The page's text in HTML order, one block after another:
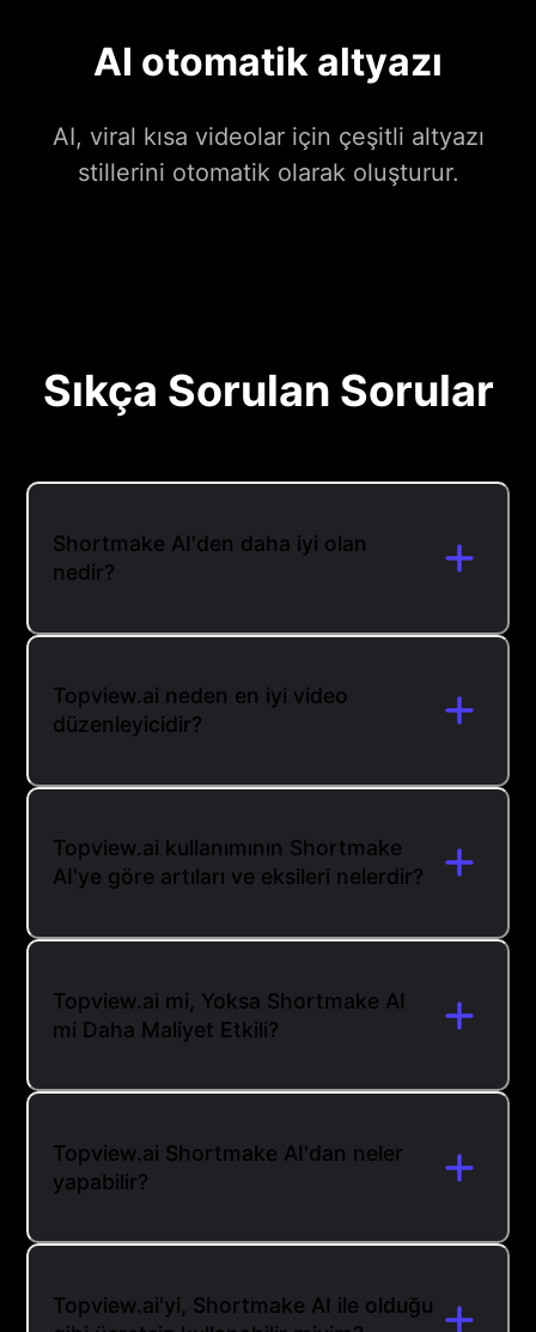
AI otomatik altyazı
AI, viral kısa videolar için çeşitli altyazı
stillerini otomatik olarak oluşturur.
Sıkça Sorulan Sorular
Shortmake AI'den daha iyi olan
nedir?
Topview.ai neden en iyi video
düzenleyicidir?
Topview.ai kullanımının Shortmake
AI'ye göre artıları ve eksileri nelerdir?
Topview.ai mi, Yoksa Shortmake AI
mi Daha Maliyet Etkili?
Topview.ai Shortmake AI'dan neler
yapabilir?
Topview.ai'yi, Shortmake AI ile olduğu